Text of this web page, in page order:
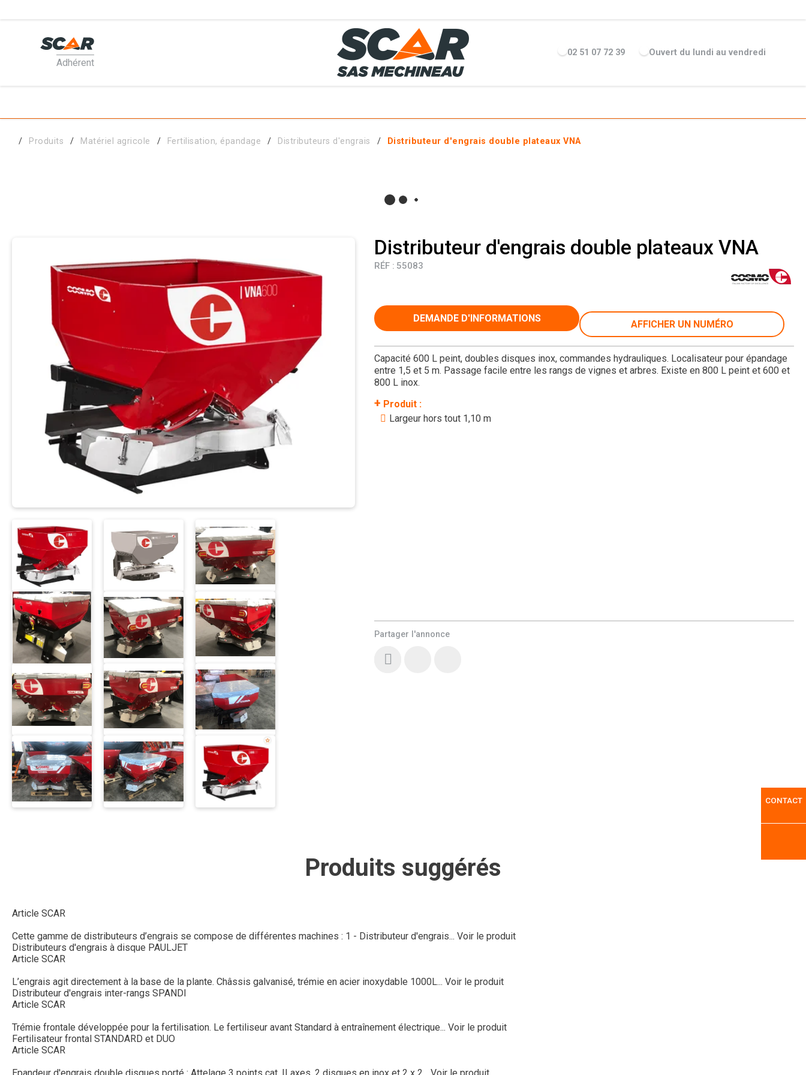
Adhérent
02 51 07 72 39 Ouvert du lundi au vendredi
Produits Matériel agricole Fertilisation, épandage Distributeurs d'engrais Distributeur d'engrais double plateaux VNA
Distributeur d'engrais double plateaux VNA
RÉF : 55083
+ Produit :
Largeur hors tout 1,10 m
Partager l'annonce
Capacité 600 L peint, doubles disques inox, commandes hydrauliques. Localisateur pour épandage
entre 1,5 et 5 m. Passage facile entre les rangs de vignes et arbres. Existe en 800 L peint et 600 et
800 L inox.
DEMANDE D'INFORMATIONS
AFFICHER UN NUMÉRO
Produits suggérés
Article SCAR
Cette gamme de distributeurs d’engrais se compose de différentes machines : 1 - Distributeur d'engrais... Voir le produit
Distributeurs d'engrais à disque PAULJET
Article SCAR
L’engrais agit directement à la base de la plante. Châssis galvanisé, trémie en acier inoxydable 1000L... Voir le produit
Distributeur d'engrais inter-rangs SPANDI
Article SCAR
Trémie frontale développée pour la fertilisation. Le fertiliseur avant Standard à entraînement électrique... Voir le produit
Fertilisateur frontal STANDARD et DUO
Article SCAR
CONTACT